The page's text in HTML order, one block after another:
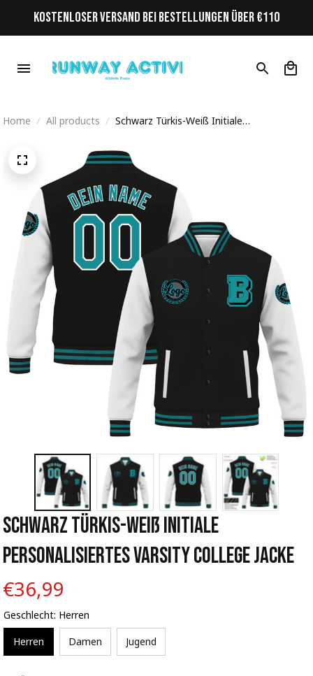
KOSTENLOSER VERSAND BEI BESTELLUNGEN ÜBER €110
Home All products
Schwarz Türkis-Weiß Initiale
Schwarz Türkis-Weiß Initiale
Personalisiertes Varsity College Jacke
€36,99
Geschlecht: Herren
Herren Damen Jugend